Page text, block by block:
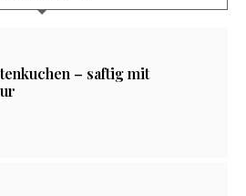
– saftig mit